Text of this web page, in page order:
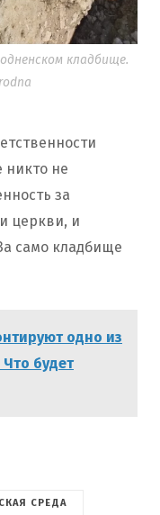
кладбище.
никто не
за
церкви, и
само кладбище
одно из
будет
СРЕДА